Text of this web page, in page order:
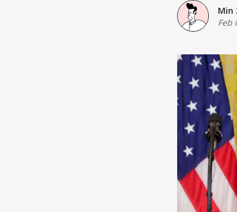
Min
Feb